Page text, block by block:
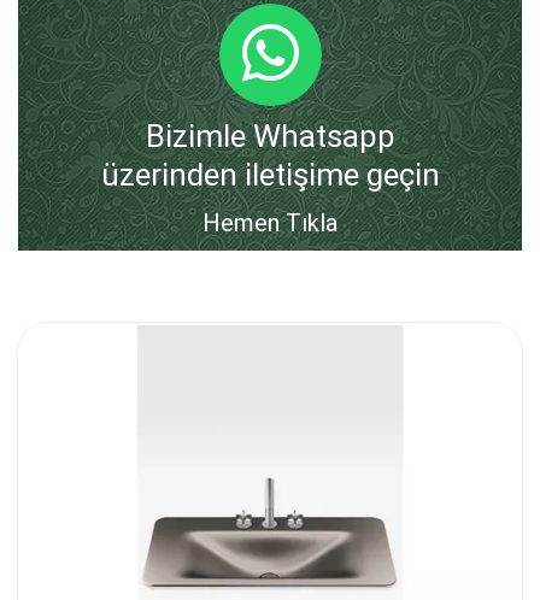
Bizimle Whatsapp
üzerinden iletişime geçin
Hemen Tıkla